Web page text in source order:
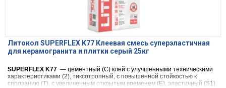
Литокол SUPERFLEX K77 Клеевая смесь суперэластичная
для керамогранита и плитки серый 25кг
SUPERFLEX K77 — цементный (С) клей с улучшенными техническими
характеристиками (2), тиксотропный, с повышенной стойкостью к
сползанию (Т), с увеличенным открытым временем (Е), эластичный (S1),